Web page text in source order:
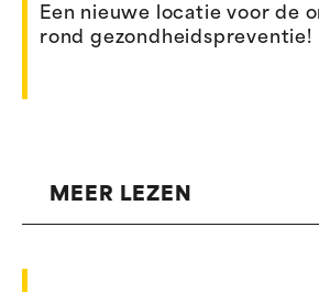
Een nieuwe locatie voor de
rond gezondheidspreventie!
MEER LEZEN